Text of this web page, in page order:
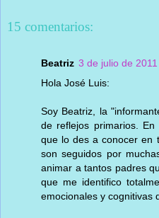
15 comentarios:
Beatriz 3 de julio de
Hola José Luis:
Soy Beatriz, la
de reflejos primarios.
que lo des a conocer en
son seguidos por
animar a tantos padres
que me identifico
emocionales y cognitivas